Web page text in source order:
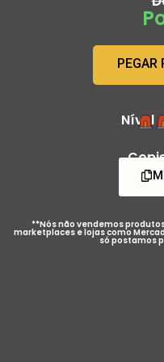
PEGAR
Nível
**Nós não vendemos
marketplaces e lojas como
só postamos